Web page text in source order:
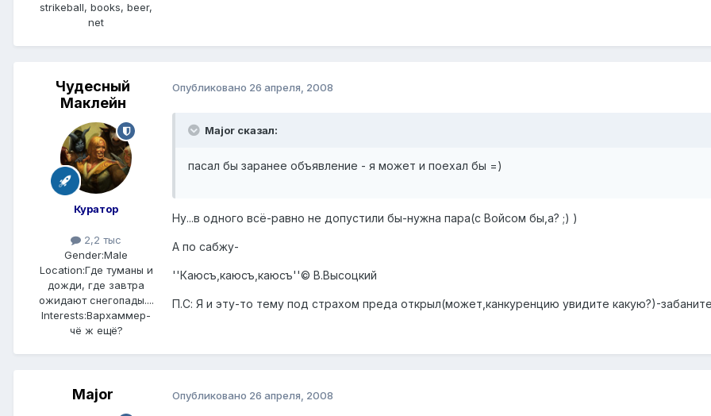
strikeball, books, beer,
net
Чудесный
Маклейн
Куратор
2,2 тыс
Gender:Male
Location:Где туманы и
дожди, где завтра
ожидают снегопады....
Interests:Вархаммер-
чё ж ещё?
Опубликовано 26 апреля, 2008
Major сказал:
пасал бы заранее объявление - я может и поехал бы =)
Ну...в одного всё-равно не допустили бы-нужна пара(с Войсом бы,а? ;) )
А по сабжу-
''Каюсъ,каюсъ,каюсъ''© В.Высоцкий
П.С: Я и эту-то тему под страхом преда открыл(может,канкуренцию увидите какую?)-
Major Опубликовано 26 апреля, 2008